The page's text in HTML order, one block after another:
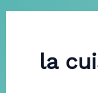
la